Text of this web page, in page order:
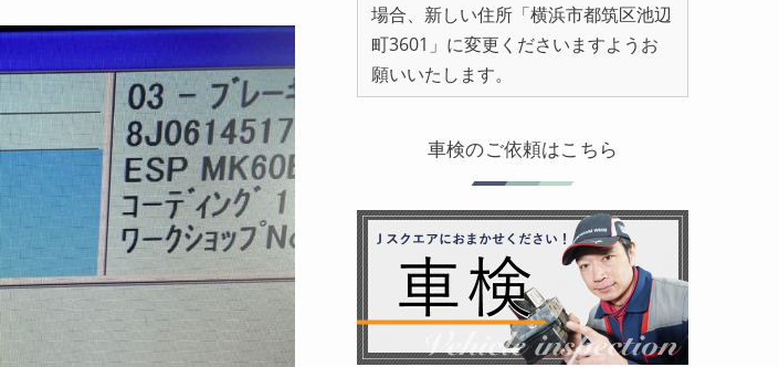
場合、新しい住所「横浜市都筑区池辺
町3601」に変更くださいますようお
願いいたします。
車検のご依頼はこちら